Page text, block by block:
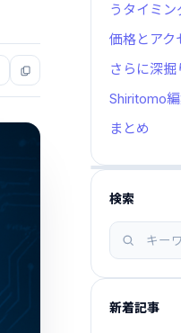
うタイミン
価格とア
さらに深
Shiritomo
まとめ
検索
記
事
を
検
新着記事